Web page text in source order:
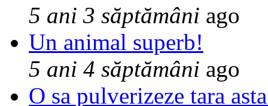
5 ani 3 săptămâni ago
Un animal superb!
5 ani 4 săptămâni ago
O sa pulverizeze tara